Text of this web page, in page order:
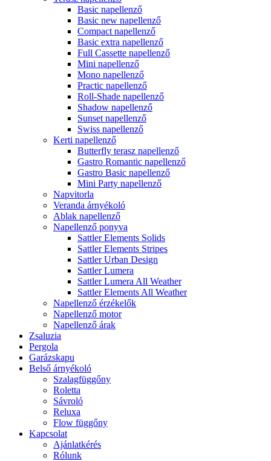
Basic napellenző
Basic new napellenző
Compact napellenző
Basic extra napellenző
Full Cassette napellenző
Mini napellenző
Mono napellenző
Practic napellenző
Roll-Shade napellenző
Shadow napellenző
Sunset napellenző
Swiss napellenző
Kerti napellenző
Butterfly terasz napellenző
Gastro Romantic napellenző
Gastro Basic napellenző
Mini Party napellenző
Napvitorla
Veranda árnyékoló
Ablak napellenző
Napellenző ponyva
Sattler Elements Solids
Sattler Elements Stripes
Sattler Urban Design
Sattler Lumera
Sattler Lumera All Weather
Sattler Elements All Weather
Napellenző érzékelők
Napellenző motor
Napellenző árak
Zsaluzia
Pergola
Garázskapu
Belső árnyékoló
Szalagfüggőny
Roletta
Sávroló
Reluxa
Flow függőny
Kapcsolat
Ajánlatkérés
Rólunk